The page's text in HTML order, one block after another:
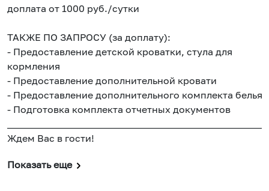
доплата от 1000 руб./сутки
ТАКЖЕ ПО ЗАПРОСУ (за доплату):
- Предоставление детской кроватки, стула для
кормления
- Предоставление дополнительной кровати
- Предоставление дополнительного комплекта белья
- Подготовка комплекта отчетных документов
Ждем Вас в гости!
Показать еще